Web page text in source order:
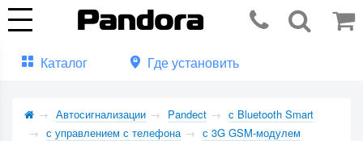
Каталог Где установить
Автосигнализации Pandect
с Bluetooth Smart
с управлением с телефона
с 3G GSM-модулем